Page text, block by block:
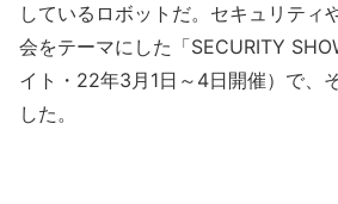
しているロボットだ。セキュリティ
会をテーマにした「SECURITY
イト・22年3月1日～4日開催）で、
した。